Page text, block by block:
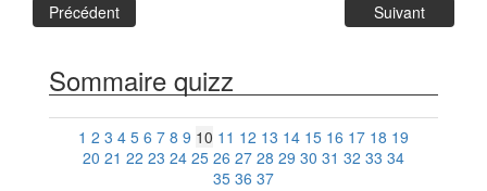
Précédent Suivant
Sommaire quizz
1 2 3 4 5 6 7 8 9 10 11 12 13 14 15 16 17 18 19
20 21 22 23 24 25 26 27 28 29 30 31 32 33 34
35 36 37